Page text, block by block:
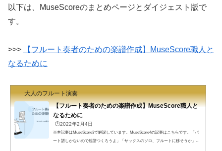
体情報の入力、音符の入力は別のページでどうぞ。本ページ...
以下は、MuseScoreのまとめページとダイジェスト版で
す。
>>>
【フルート奏者のための楽譜作成】MuseScore職人と
なるために
大人のフルート演奏
【フルート奏者のための楽譜作成】MuseScore職人と
なるために
🕒️2022年2月4日
※本記事はMuseScore3で解説しています。MuseScore4の記事はこちらです。「パ
ート譜しかないので総譜つくろうよ」「サックスのソロ、フルートに移そうか」急